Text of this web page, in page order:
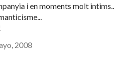
i en moments molt intims..
2008